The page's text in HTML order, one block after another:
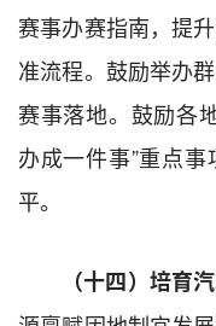
赛事办赛指南，提
准流程。鼓励举办
赛事落地。鼓励各
办成一件事”重点
平。
（十四）培育